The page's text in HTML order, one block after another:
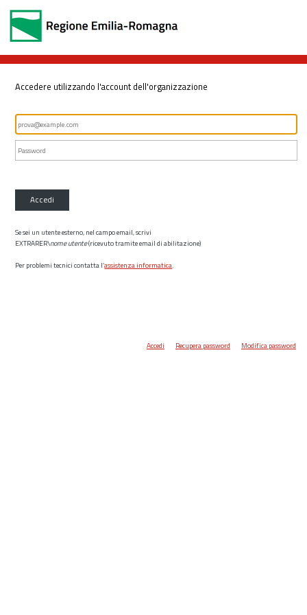
Accedere utilizzando l'account dell'organizzazione
Accedi
Se sei un utente esterno, nel campo email, scrivi
EXTRARER\nome utente(ricevuto tramite email di abilitazione)
Per problemi tecnici contatta l’assistenza informatica.
Accedi Recupera password Modifica password